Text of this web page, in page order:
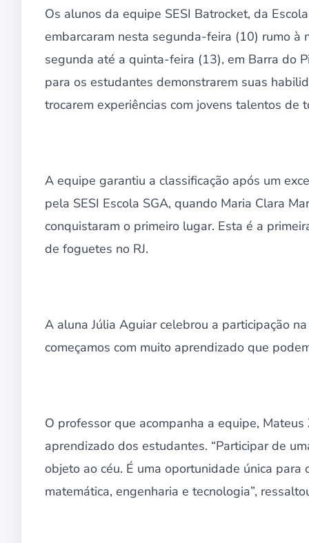
Os alunos da equipe SESI Batrocket, da
embarcaram nesta segunda-feira (10) rumo à
segunda até a quinta-feira (13), em Barra do
para os estudantes demonstrarem suas
trocarem experiências com jovens talentos de
A equipe garantiu a classificação após um
pela SESI Escola SGA, quando Maria Clara
conquistaram o primeiro lugar. Esta é a
de foguetes no RJ.
A aluna Júlia Aguiar celebrou a participação
começamos com muito aprendizado que
O professor que acompanha a equipe,
aprendizado dos estudantes. “Participar de
objeto ao céu. É uma oportunidade única
matemática, engenharia e tecnologia”,